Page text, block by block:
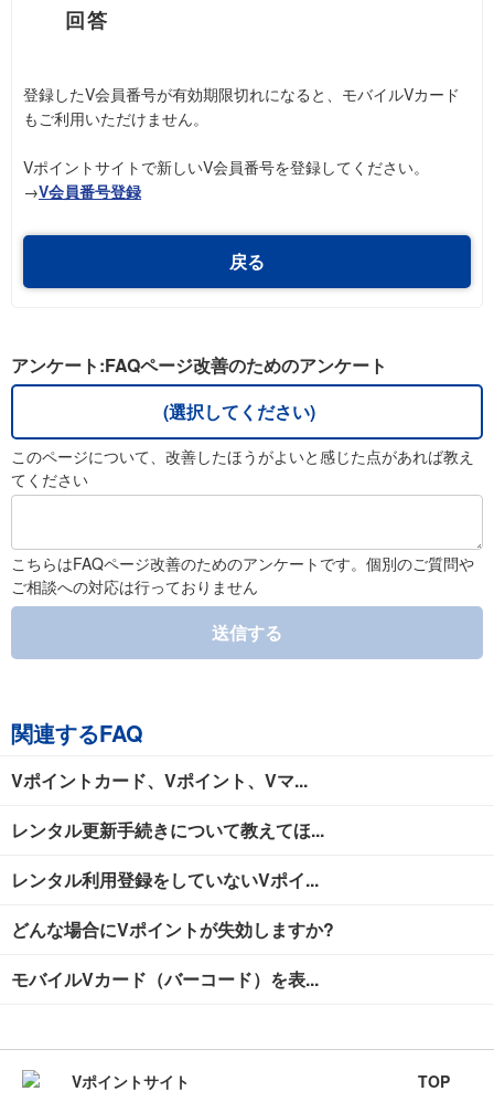
登録したV会員番号が有効期限切れになると、モバイルVカード
もご利用いただけません。
Vポイントサイトで新しいV会員番号を登録してください。
→V会員番号登録
戻る
アンケート:FAQページ改善のためのアンケート
(選択してください)
このページについて、改善したほうがよいと感じた点があれば教え
てください
こちらはFAQページ改善のためのアンケートです。個別のご質問や
ご相談への対応は行っておりません
送信する
関連するFAQ
Vポイントカード、Vポイント、Vマ...
レンタル更新手続きについて教えてほ...
レンタル利用登録をしていないVポイ...
どんな場合にVポイントが失効しますか?
モバイルVカード（バーコード）を表...
TOP